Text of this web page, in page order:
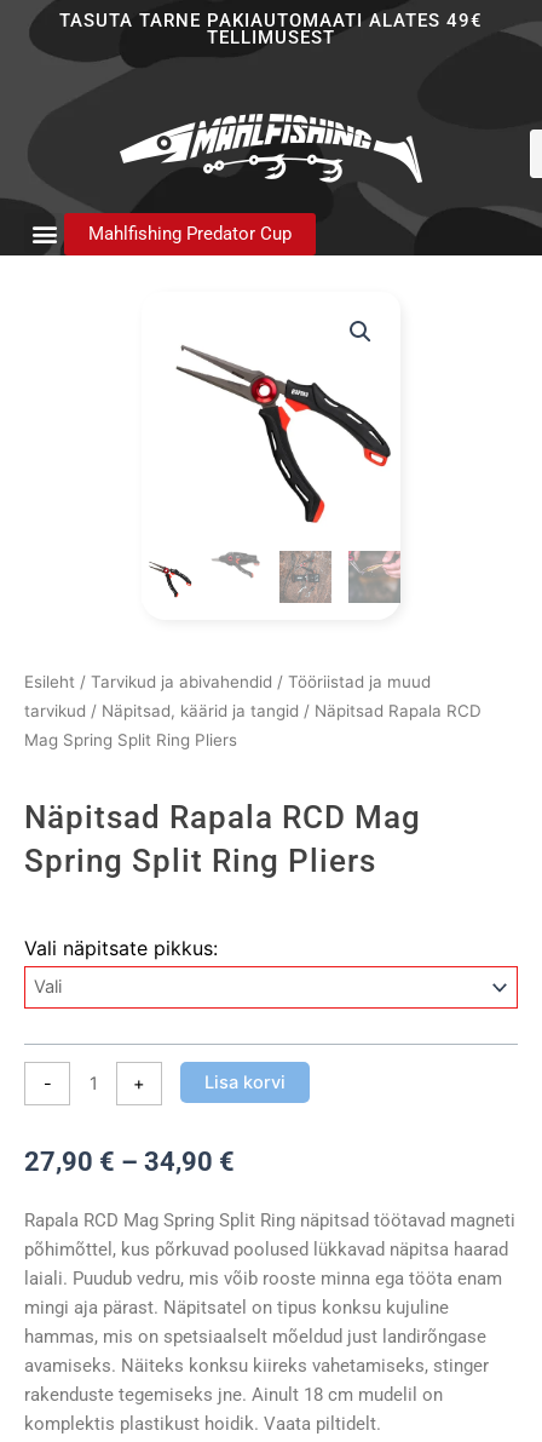
TASUTA TARNE PAKIAUTOMAATI ALATES 49€
TELLIMUSEST
Mahlfishing Predator Cup
Esileht / Tarvikud ja abivahendid / Tööriistad ja muud
tarvikud / Näpitsad, käärid ja tangid / Näpitsad Rapala RCD
Mag Spring Split Ring Pliers
Näpitsad Rapala RCD Mag
Spring Split Ring Pliers
Vali näpitsate pikkus:
-
Näpitsad
Rapala
RCD
Spring
Split
Ring
kogus
+ Lisa korvi
27,90 € – 34,90 €
kuni
34,90 €
Rapala RCD Mag Spring Split Ring näpitsad töötavad magneti
põhimõttel, kus põrkuvad poolused lükkavad näpitsa haarad
laiali. Puudub vedru, mis võib rooste minna ega tööta enam
mingi aja pärast. Näpitsatel on tipus konksu kujuline
hammas, mis on spetsiaalselt mõeldud just landirõngase
avamiseks. Näiteks konksu kiireks vahetamiseks, stinger
rakenduste tegemiseks jne. Ainult 18 cm mudelil on
komplektis plastikust hoidik. Vaata piltidelt.